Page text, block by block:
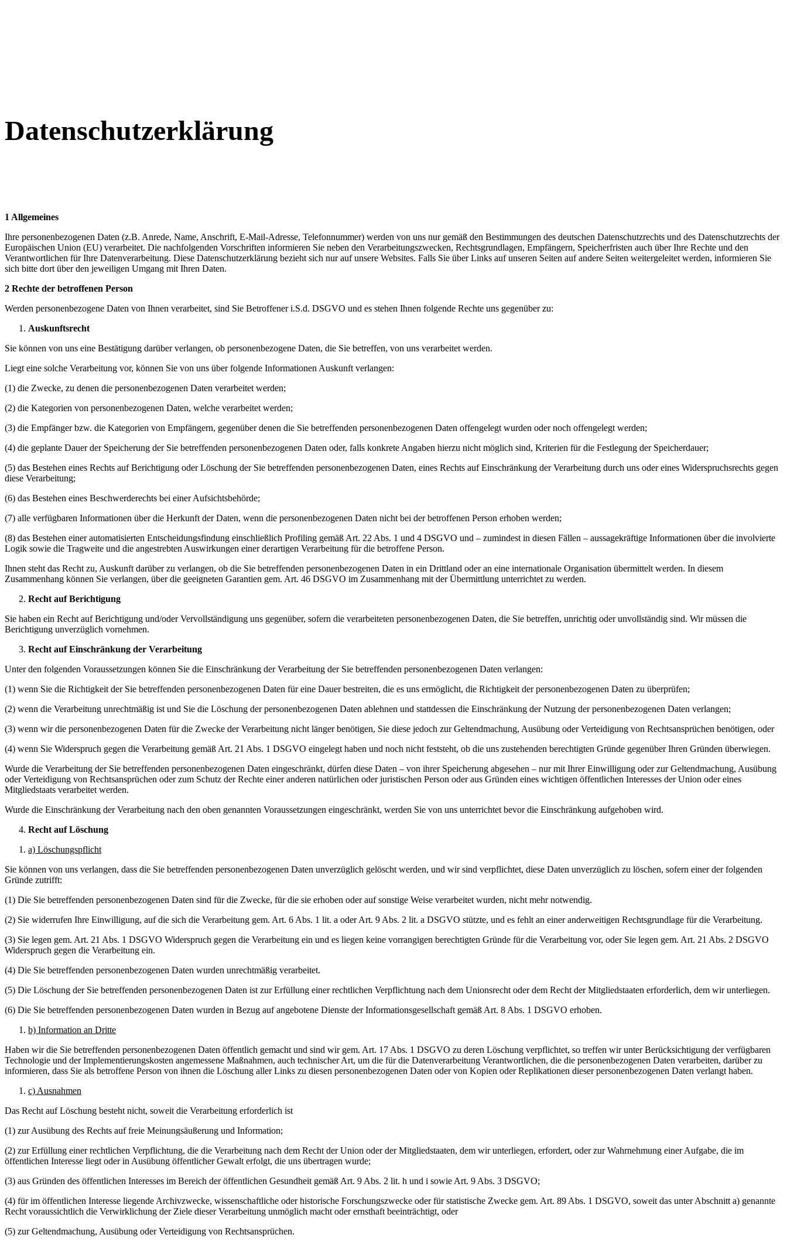
Datenschutzerklärung
1 Allgemeines
Ihre personenbezogenen Daten (z.B. Anrede, Name, Anschrift, E-Mail-Adresse, Telefonnummer) werden von uns nur gemäß den Bestimmungen des deutschen Datenschutzrechts und des Datenschutzrechts der
Europäischen Union (EU) verarbeitet. Die nachfolgenden Vorschriften informieren Sie neben den Verarbeitungszwecken, Rechtsgrundlagen, Empfängern, Speicherfristen auch über Ihre Rechte und den
Verantwortlichen für Ihre Datenverarbeitung. Diese Datenschutzerklärung bezieht sich nur auf unsere Websites. Falls Sie über Links auf unseren Seiten auf andere Seiten weitergeleitet werden, informieren Sie
sich bitte dort über den jeweiligen Umgang mit Ihren Daten.
2 Rechte der betroffenen Person
Werden personenbezogene Daten von Ihnen verarbeitet, sind Sie Betroffener i.S.d. DSGVO und es stehen Ihnen folgende Rechte uns gegenüber zu:
Auskunftsrecht
Sie können von uns eine Bestätigung darüber verlangen, ob personenbezogene Daten, die Sie betreffen, von uns verarbeitet werden.
Liegt eine solche Verarbeitung vor, können Sie von uns über folgende Informationen Auskunft verlangen:
(1) die Zwecke, zu denen die personenbezogenen Daten verarbeitet werden;
(2) die Kategorien von personenbezogenen Daten, welche verarbeitet werden;
(3) die Empfänger bzw. die Kategorien von Empfängern, gegenüber denen die Sie betreffenden personenbezogenen Daten offengelegt wurden oder noch offengelegt werden;
(4) die geplante Dauer der Speicherung der Sie betreffenden personenbezogenen Daten oder, falls konkrete Angaben hierzu nicht möglich sind, Kriterien für die Festlegung der Speicherdauer;
(5) das Bestehen eines Rechts auf Berichtigung oder Löschung der Sie betreffenden personenbezogenen Daten, eines Rechts auf Einschränkung der Verarbeitung durch uns oder eines Widerspruchsrechts gegen
diese Verarbeitung;
(6) das Bestehen eines Beschwerderechts bei einer Aufsichtsbehörde;
(7) alle verfügbaren Informationen über die Herkunft der Daten, wenn die personenbezogenen Daten nicht bei der betroffenen Person erhoben werden;
(8) das Bestehen einer automatisierten Entscheidungsfindung einschließlich Profiling gemäß Art. 22 Abs. 1 und 4 DSGVO und – zumindest in diesen Fällen – aussagekräftige Informationen über die involvierte
Logik sowie die Tragweite und die angestrebten Auswirkungen einer derartigen Verarbeitung für die betroffene Person.
Ihnen steht das Recht zu, Auskunft darüber zu verlangen, ob die Sie betreffenden personenbezogenen Daten in ein Drittland oder an eine internationale Organisation übermittelt werden. In diesem
Zusammenhang können Sie verlangen, über die geeigneten Garantien gem. Art. 46 DSGVO im Zusammenhang mit der Übermittlung unterrichtet zu werden.
Recht auf Berichtigung
Sie haben ein Recht auf Berichtigung und/oder Vervollständigung uns gegenüber, sofern die verarbeiteten personenbezogenen Daten, die Sie betreffen, unrichtig oder unvollständig sind. Wir müssen die
Berichtigung unverzüglich vornehmen.
Recht auf Einschränkung der Verarbeitung
Unter den folgenden Voraussetzungen können Sie die Einschränkung der Verarbeitung der Sie betreffenden personenbezogenen Daten verlangen:
(1) wenn Sie die Richtigkeit der Sie betreffenden personenbezogenen Daten für eine Dauer bestreiten, die es uns ermöglicht, die Richtigkeit der personenbezogenen Daten zu überprüfen;
(2) wenn die Verarbeitung unrechtmäßig ist und Sie die Löschung der personenbezogenen Daten ablehnen und stattdessen die Einschränkung der Nutzung der personenbezogenen Daten verlangen;
(3) wenn wir die personenbezogenen Daten für die Zwecke der Verarbeitung nicht länger benötigen, Sie diese jedoch zur Geltendmachung, Ausübung oder Verteidigung von Rechtsansprüchen benötigen, oder
(4) wenn Sie Widerspruch gegen die Verarbeitung gemäß Art. 21 Abs. 1 DSGVO eingelegt haben und noch nicht feststeht, ob die uns zustehenden berechtigten Gründe gegenüber Ihren Gründen überwiegen.
Wurde die Verarbeitung der Sie betreffenden personenbezogenen Daten eingeschränkt, dürfen diese Daten – von ihrer Speicherung abgesehen – nur mit Ihrer Einwilligung oder zur Geltendmachung, Ausübung
oder Verteidigung von Rechtsansprüchen oder zum Schutz der Rechte einer anderen natürlichen oder juristischen Person oder aus Gründen eines wichtigen öffentlichen Interesses der Union oder eines
Mitgliedstaats verarbeitet werden.
Wurde die Einschränkung der Verarbeitung nach den oben genannten Voraussetzungen eingeschränkt, werden Sie von uns unterrichtet bevor die Einschränkung aufgehoben wird.
Recht auf Löschung
a) Löschungspflicht
Sie können von uns verlangen, dass die Sie betreffenden personenbezogenen Daten unverzüglich gelöscht werden, und wir sind verpflichtet, diese Daten unverzüglich zu löschen, sofern einer der folgenden
Gründe zutrifft:
(1) Die Sie betreffenden personenbezogenen Daten sind für die Zwecke, für die sie erhoben oder auf sonstige Weise verarbeitet wurden, nicht mehr notwendig.
(2) Sie widerrufen Ihre Einwilligung, auf die sich die Verarbeitung gem. Art. 6 Abs. 1 lit. a oder Art. 9 Abs. 2 lit. a DSGVO stützte, und es fehlt an einer anderweitigen Rechtsgrundlage für die Verarbeitung.
(3) Sie legen gem. Art. 21 Abs. 1 DSGVO Widerspruch gegen die Verarbeitung ein und es liegen keine vorrangigen berechtigten Gründe für die Verarbeitung vor, oder Sie legen gem. Art. 21 Abs. 2 DSGVO
Widerspruch gegen die Verarbeitung ein.
(4) Die Sie betreffenden personenbezogenen Daten wurden unrechtmäßig verarbeitet.
(5) Die Löschung der Sie betreffenden personenbezogenen Daten ist zur Erfüllung einer rechtlichen Verpflichtung nach dem Unionsrecht oder dem Recht der Mitgliedstaaten erforderlich, dem wir unterliegen.
(6) Die Sie betreffenden personenbezogenen Daten wurden in Bezug auf angebotene Dienste der Informationsgesellschaft gemäß Art. 8 Abs. 1 DSGVO erhoben.
b) Information an Dritte
Haben wir die Sie betreffenden personenbezogenen Daten öffentlich gemacht und sind wir gem. Art. 17 Abs. 1 DSGVO zu deren Löschung verpflichtet, so treffen wir unter Berücksichtigung der verfügbaren
Technologie und der Implementierungskosten angemessene Maßnahmen, auch technischer Art, um die für die Datenverarbeitung Verantwortlichen, die die personenbezogenen Daten verarbeiten, darüber zu
informieren, dass Sie als betroffene Person von ihnen die Löschung aller Links zu diesen personenbezogenen Daten oder von Kopien oder Replikationen dieser personenbezogenen Daten verlangt haben.
c) Ausnahmen
Das Recht auf Löschung besteht nicht, soweit die Verarbeitung erforderlich ist
(1) zur Ausübung des Rechts auf freie Meinungsäußerung und Information;
(2) zur Erfüllung einer rechtlichen Verpflichtung, die die Verarbeitung nach dem Recht der Union oder der Mitgliedstaaten, dem wir unterliegen, erfordert, oder zur Wahrnehmung einer Aufgabe, die im
öffentlichen Interesse liegt oder in Ausübung öffentlicher Gewalt erfolgt, die uns übertragen wurde;
(3) aus Gründen des öffentlichen Interesses im Bereich der öffentlichen Gesundheit gemäß Art. 9 Abs. 2 lit. h und i sowie Art. 9 Abs. 3 DSGVO;
(4) für im öffentlichen Interesse liegende Archivzwecke, wissenschaftliche oder historische Forschungszwecke oder für statistische Zwecke gem. Art. 89 Abs. 1 DSGVO, soweit das unter Abschnitt a) genannte
Recht voraussichtlich die Verwirklichung der Ziele dieser Verarbeitung unmöglich macht oder ernsthaft beeinträchtigt, oder
(5) zur Geltendmachung, Ausübung oder Verteidigung von Rechtsansprüchen.